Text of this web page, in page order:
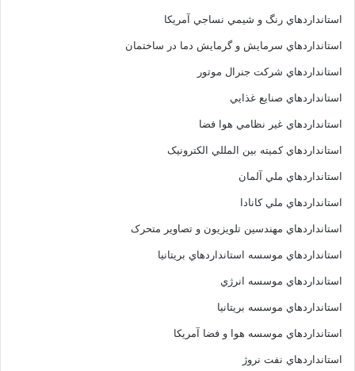
استانداردهاي رنگ و شيمي نساجي آمريکا
استانداردهاي سرمايش و گرمايش دما در ساختمان
استانداردهاي شرکت جنرال موتور
استانداردهاي صنايع غذايي
استانداردهاي غير نظامي هوا فضا
استانداردهاي کميته بين المللي الکترونيک
استانداردهاي ملي آلمان
استانداردهاي ملي کانادا
استانداردهاي مهندسين تلويزيون و تصاوير متحرک
استانداردهاي موسسه استانداردهاي بريتانيا
استانداردهاي موسسه انرژي
استانداردهاي موسسه بريتانيا
استانداردهاي موسسه هوا و فضا آمريکا
استانداردهاي نفت نروژ